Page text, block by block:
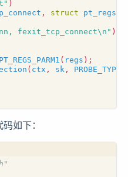
)
, struct pt_regs
fexit_tcp_connect\n " );
PT_REGS_PARM1 ( regs );
( ctx , sk ,
如下：